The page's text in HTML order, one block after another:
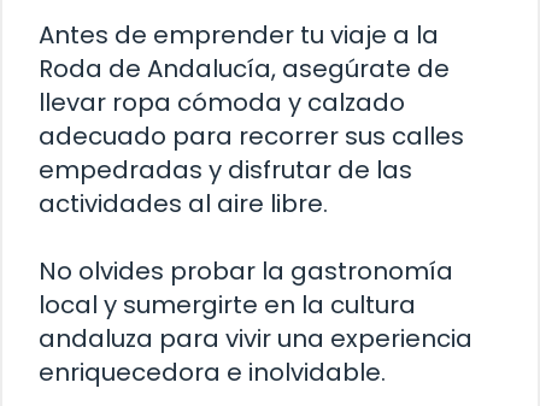
Antes de emprender tu viaje a la
Roda de Andalucía, asegúrate de
llevar ropa cómoda y calzado
adecuado para recorrer sus calles
empedradas y disfrutar de las
actividades al aire libre.
No olvides probar la gastronomía
local y sumergirte en la cultura
andaluza para vivir una experiencia
enriquecedora e inolvidable.